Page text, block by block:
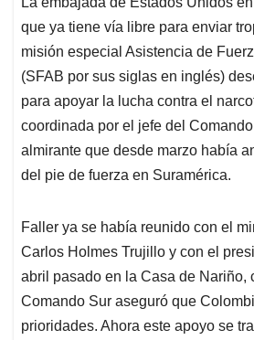
s
A
p
p
b
o
o
k
e
d
I
n
l
a
d
s
que ya tiene vía libre para enviar
misión especial Asistencia de
(SFAB por sus siglas en inglés)
para apoyar la lucha contra el
coordinada por el jefe del
almirante que desde marzo había
del pie de fuerza en Suramérica.
Faller ya se había reunido con el
Carlos Holmes Trujillo y con el
abril pasado en la Casa de Nariño,
Comando Sur aseguró que
prioridades. Ahora este apoyo se